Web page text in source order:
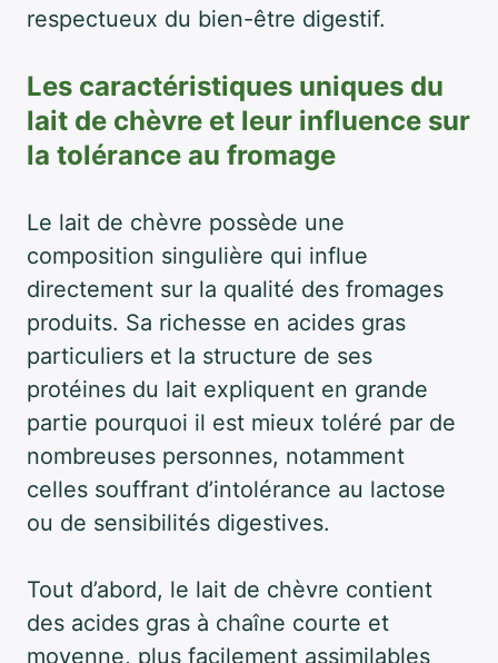
respectueux du bien-être digestif.
Les caractéristiques uniques du
lait de chèvre et leur influence sur
la tolérance au fromage
Le lait de chèvre possède une
composition singulière qui influe
directement sur la qualité des fromages
produits. Sa richesse en acides gras
particuliers et la structure de ses
protéines du lait expliquent en grande
partie pourquoi il est mieux toléré par de
nombreuses personnes, notamment
celles souffrant d’intolérance au lactose
ou de sensibilités digestives.
Tout d’abord, le lait de chèvre contient
des acides gras à chaîne courte et
moyenne, plus facilement assimilables